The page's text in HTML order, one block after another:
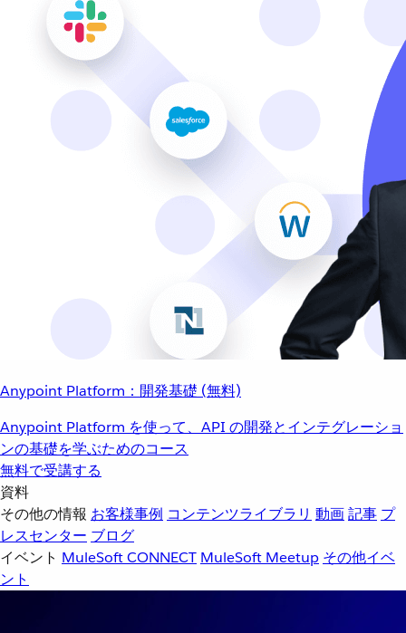
Anypoint Platform：開発基礎 (無料)
Anypoint Platform を使って、API の開発とインテグレーショ
ンの基礎を学ぶためのコース
無料で受講する
資料
その他の情報 お客様事例 コンテンツライブラリ 動画記事 プ
レスセンター ブログ
イベント MuleSoft CONNECT MuleSoft Meetup その他イベ
ント